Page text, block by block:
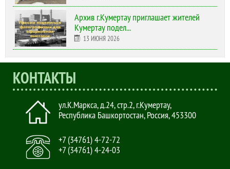
Архив г.Кумертау приглашает жителей
Кумертау подел...
13 ИЮНЯ 2026
КОНТАКТЫ
ул.К.Маркса, д.24, стр.2,г.Кумертау,
Республика Башкортостан, Россия,453300
+7 (34761) 4-72-72
+7 (34761) 4-24-03